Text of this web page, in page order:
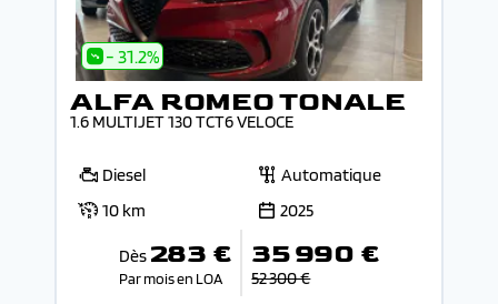
- 31.2%
ALFA ROMEO TONALE
1.6 MULTIJET 130 TCT6 VELOCE
Diesel
Automatique
10 km
2025
Dès 283 €
Par mois en LOA
35 990 €
52 300 €